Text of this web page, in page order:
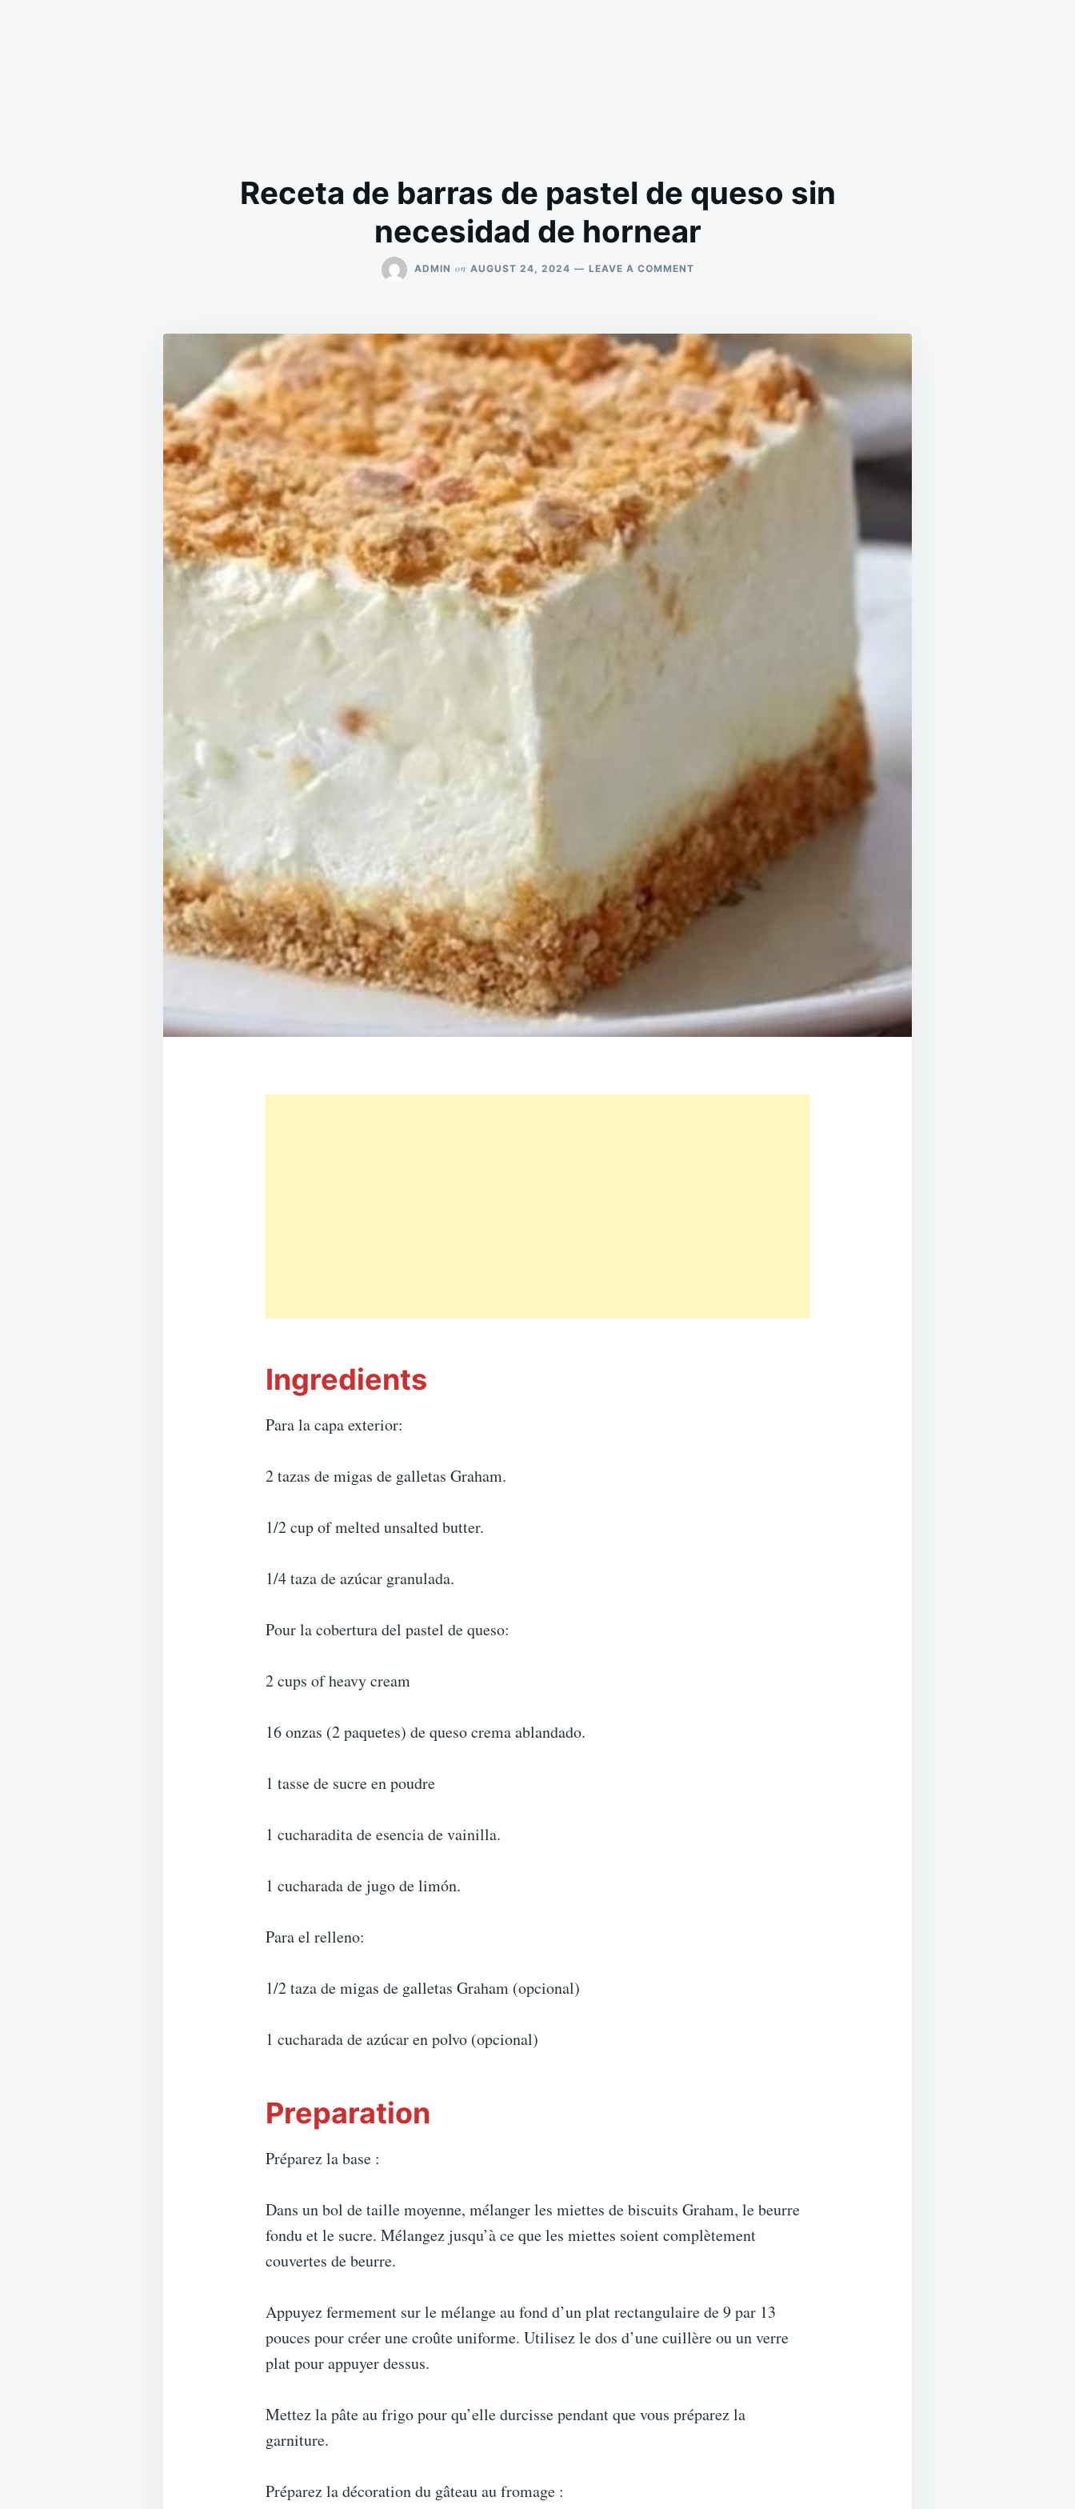
Receta de barras de pastel de queso sin
necesidad de hornear
ADMIN on AUGUST 24, 2024 LEAVE A COMMENTON
PASTEL
DE
QUESO
SIN
NECESIDAD
DE
HORNEAR
Ingredients
Para la capa exterior:
2 tazas de migas de galletas Graham.
1/2 cup of melted unsalted butter.
1/4 taza de azúcar granulada.
Pour la cobertura del pastel de queso:
2 cups of heavy cream
16 onzas (2 paquetes) de queso crema ablandado.
1 tasse de sucre en poudre
1 cucharadita de esencia de vainilla.
1 cucharada de jugo de limón.
Para el relleno:
1/2 taza de migas de galletas Graham (opcional)
1 cucharada de azúcar en polvo (opcional)
Preparation
Préparez la base :
Dans un bol de taille moyenne, mélanger les miettes de biscuits Graham, le beurre
fondu et le sucre. Mélangez jusqu’à ce que les miettes soient complètement
couvertes de beurre.
Appuyez fermement sur le mélange au fond d’un plat rectangulaire de 9 par 13
pouces pour créer une croûte uniforme. Utilisez le dos d’une cuillère ou un verre
plat pour appuyer dessus.
Mettez la pâte au frigo pour qu’elle durcisse pendant que vous préparez la
garniture.
Préparez la décoration du gâteau au fromage :